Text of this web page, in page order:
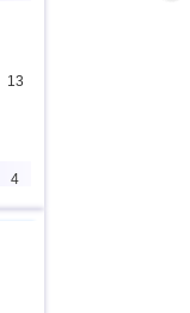
13
4
13